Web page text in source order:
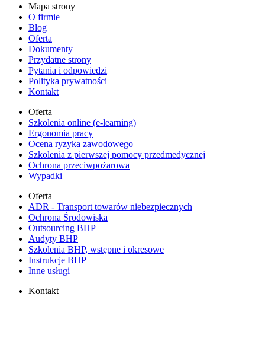
Mapa strony
O firmie
Blog
Oferta
Dokumenty
Przydatne strony
Pytania i odpowiedzi
Polityka prywatności
Kontakt
Oferta
Szkolenia online (e-learning)
Ergonomia pracy
Ocena ryzyka zawodowego
Szkolenia z pierwszej pomocy przedmedycznej
Ochrona przeciwpożarowa
Wypadki
Oferta
ADR - Transport towarów niebezpiecznych
Ochrona Środowiska
Outsourcing BHP
Audyty BHP
Szkolenia BHP, wstępne i okresowe
Instrukcje BHP
Inne usługi
Kontakt